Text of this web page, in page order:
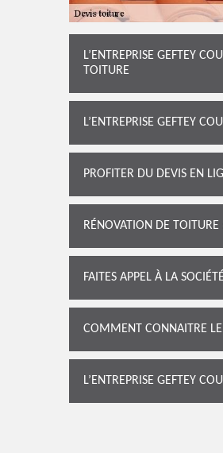
L’ENTREPRISE GEFTEY
TOITURE
L’ENTREPRISE GEFTEY
PROFITER DU DEVIS EN
RÉNOVATION DE
FAITES APPEL À LA
COMMENT CONNAITRE LE
L’ENTREPRISE GEFTEY